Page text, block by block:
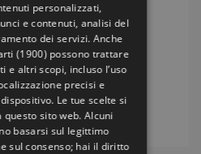
personalizzati,
e contenuti, analisi del
dei servizi. Anche
(1900) possono trattare
e altri scopi, incluso l’uso
precisi e
Le tue scelte si
questo sito web. Alcuni
basarsi sul legittimo
sul consenso; hai il diritto